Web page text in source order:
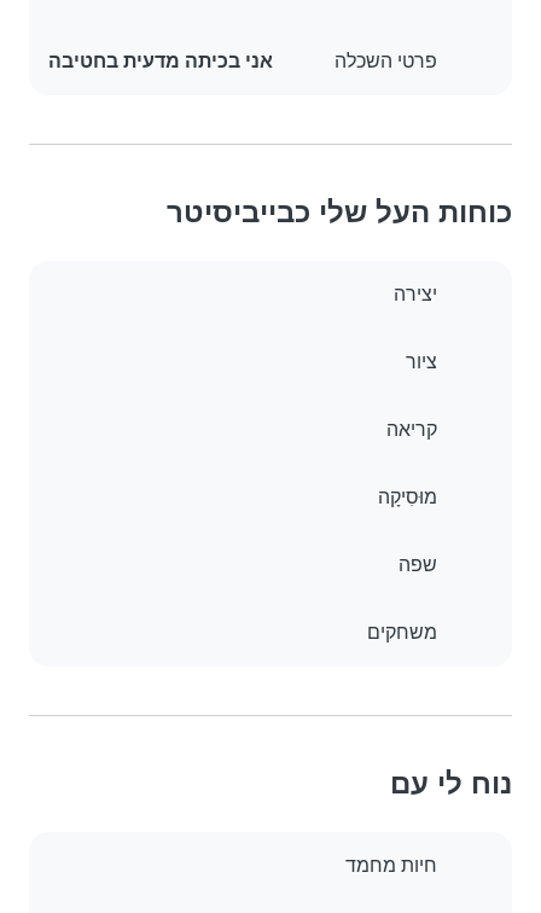
פרטי השכלה אני בכיתה מדעית בחטיבה
כוחות העל שלי כבייביסיטר
יצירה
ציור
קריאה
מוּסִיקָה
שפה
משחקים
נוח לי עם
חיות מחמד